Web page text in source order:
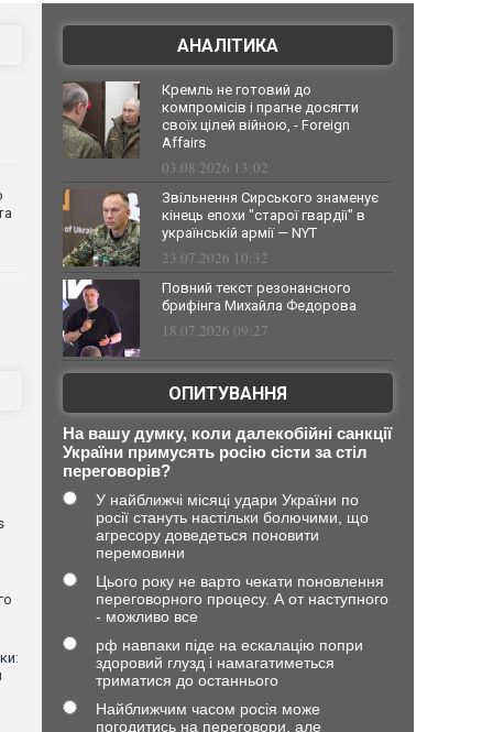
АНАЛІТИКА
Кремль не готовий до
компромісів і прагне досягти
своїх цілей війною, - Foreign
Affairs
03.08.2026 13:02
Звільнення Сирського знаменує
кінець епохи "старої гвардії" в
українській армії — NYT
23.07.2026 10:32
Повний текст резонансного
брифінга Михайла Федорова
18.07.2026 09:27
ОПИТУВАННЯ
На вашу думку, коли далекобійні санкції
України примусять росію сісти за стіл
переговорів?
У найближчі місяці удари України по
росії стануть настільки болючими, що
агресору доведеться поновити
перемовини
Цього року не варто чекати поновлення
переговорного процесу. А от наступного
- можливо все
рф навпаки піде на ескалацію попри
здоровий глузд і намагатиметься
триматися до останнього
Найближчим часом росія може
погодитись на переговори, але